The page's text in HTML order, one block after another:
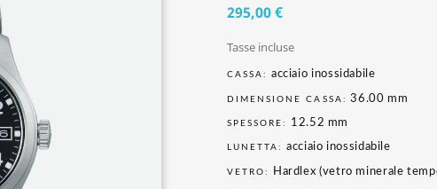
295,00 €
Tasse incluse
CASSA: acciaio inossidabile
DIMENSIONE CASSA: 36.00 mm
SPESSORE: 12.52 mm
LUNETTA: acciaio inossidabile
VETRO: Hardlex (vetro minerale